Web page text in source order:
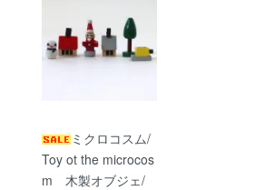
ミクロコスム/
Toy ot the microcos
m 木製オブジェ/